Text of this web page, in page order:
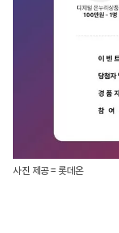
사진 제공 = 롯데온